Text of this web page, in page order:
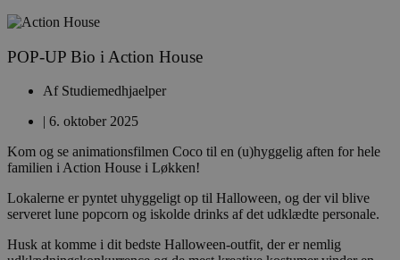
POP-UP Bio i Action House
AfStudiemedhjaelper
| 6. oktober 2025
Kom og se animationsfilmen Coco til en (u)hyggelig aften for hele
familien i Action House i Løkken!
Lokalerne er pyntet uhyggeligt op til Halloween, og der vil blive
serveret lune popcorn og iskolde drinks af det udklædte personale.
Husk at komme i dit bedste Halloween-outfit, der er nemlig